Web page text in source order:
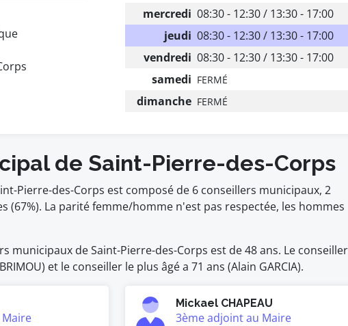
mercredi 08:30 - 12:30 / 13:30 - 17:00
jeudi 08:30 - 12:30 / 13:30 - 17:00
vendredi 08:30 - 12:30 / 13:30 - 17:00
samedi FERMÉ
dimanche FERMÉ
de Saint-Pierre-des-Corps
Pierre-des-Corps est composé de 6 conseillers municipaux, 2
(67%). La parité femme/homme n'est pas respectée, les hommes
municipaux de Saint-Pierre-des-Corps est de 48 ans. Le
et le conseiller le plus âgé a 71 ans (Alain GARCIA).
Mickael CHAPEAU
3ème adjoint au Maire